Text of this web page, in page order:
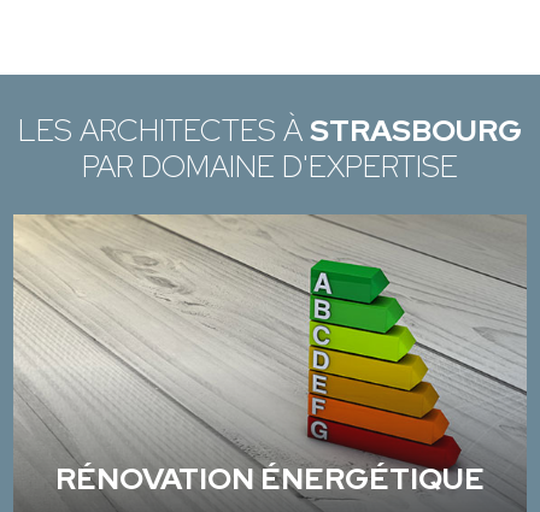
LES ARCHITECTES ÀSTRASBOURG
PAR DOMAINE D'EXPERTISE
RÉNOVATION ÉNERGÉTIQUE